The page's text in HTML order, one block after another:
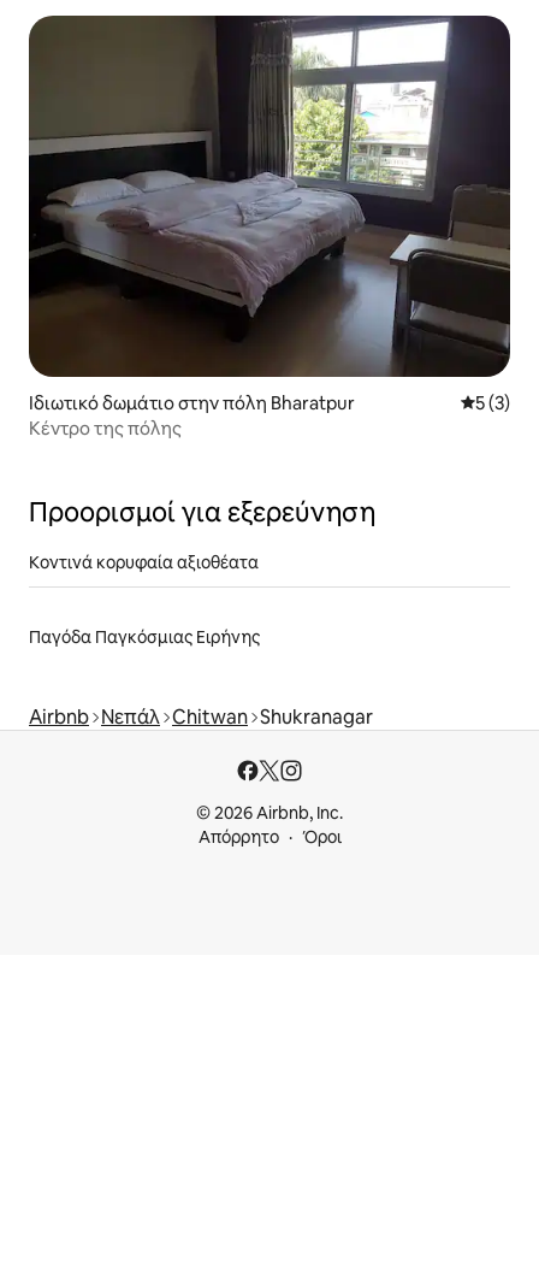
Ιδιωτικό δωμάτιο στην πόλη Bharatpur Μέση
5 (3)
Κέντρο της πόλης
Προορισμοί για εξερεύνηση
Κοντινά κορυφαία αξιοθέατα
Παγόδα Παγκόσμιας Ειρήνης
Airbnb Νεπάλ Chitwan Shukranagar
© 2026 Airbnb, Inc.
Απόρρητο
Όροι